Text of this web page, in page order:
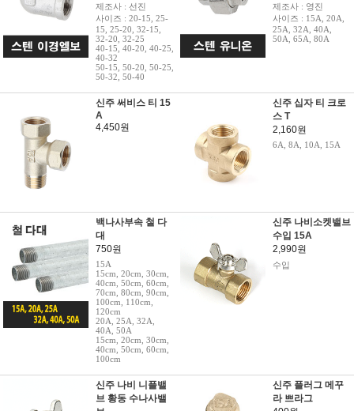
제조사 : 선진
사이즈 : 20-15, 25-
15, 25-20, 32-15,
32-20, 32-25
40-15, 40-20, 40-25,
40-32
50-15, 50-20, 50-25,
50-32, 50-40
제조사 : 영진
사이즈 : 15A, 20A,
25A, 32A, 40A,
50A, 65A, 80A
신주 써비스 티 15
A
4,450원
신주 십자 티 크로
스 T
2,160원
6A, 8A, 10A, 15A
백나사부속 철 다
대
750원
15A
15cm, 20cm, 30cm,
40cm, 50cm, 60cm,
70cm, 80cm, 90cm,
100cm, 110cm,
120cm
20A, 25A, 32A,
40A, 50A
15cm, 20cm, 30cm,
40cm, 50cm, 60cm,
100cm
신주 나비소켓밸브
수입 15A
2,990원
수입
신주 나비 니플밸
브 황동 수나사밸
신주 플러그 메꾸
라 쁘라그